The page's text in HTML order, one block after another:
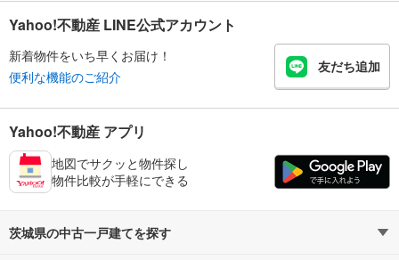
Yahoo!不動産 LINE公式アカウント
新着物件をいち早くお届け！
便利な機能のご紹介
友だち追加
Yahoo!不動産 アプリ
地図でサクッと物件探し
物件比較が手軽にできる
茨城県の中古一戸建てを探す